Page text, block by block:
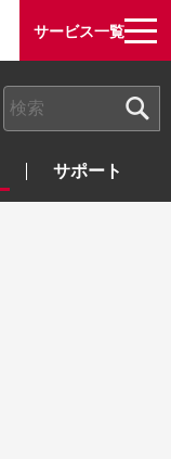
サービス一覧
検索キーワード入力
サポート